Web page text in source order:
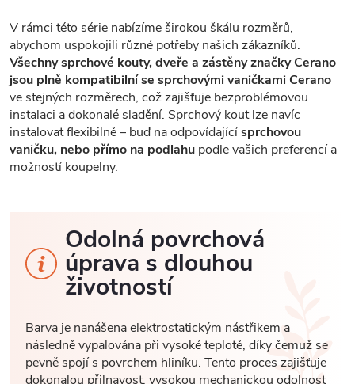
V rámci této série nabízíme širokou škálu rozměrů,
abychom uspokojili různé potřeby našich zákazníků.
Všechny sprchové kouty, dveře a zástěny značky Cerano
jsou plně kompatibilní se sprchovými vaničkami Cerano
ve stejných rozměrech, což zajišťuje bezproblémovou
instalaci a dokonalé sladění. Sprchový kout lze navíc
instalovat flexibilně – buď na odpovídajícísprchovou
vaničku, nebo přímo na podlahu podle vašich preferencí a
možností koupelny.
Odolná povrchová
úprava s dlouhou
životností
Barva je nanášena elektrostatickým nástřikem a
následně vypalována při vysoké teplotě, díky čemuž se
pevně spojí s povrchem hliníku. Tento proces zajišťuje
dokonalou přilnavost, vysokou mechanickou odolnost